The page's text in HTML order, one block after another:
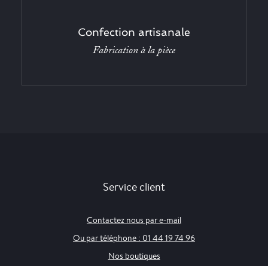
Confection artisanale
Fabrication à la pièce
Service client
Contactez nous par e-mail
Ou par téléphone : 01 44 19 74 96
Nos boutiques